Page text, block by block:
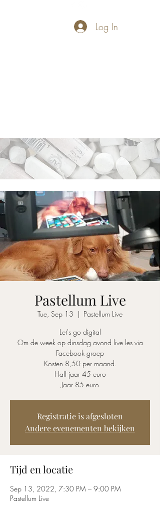
Log In
Pastellum Live
Tue, Sep 13
  |
Pastellum Live
Let's go digital
Om de week op dinsdag avond live les via
Facebook groep
Kosten 8,50 per maand.
Half jaar 45 euro
Jaar 85 euro
Registratie is afgesloten
Andere evenementen bekijken
Tijd en locatie
Sep 13, 2022, 7:30 PM – 9:00 PM
Pastellum Live